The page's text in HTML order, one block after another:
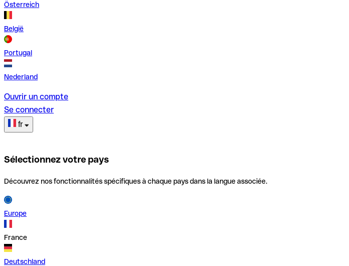
Österreich
België
Portugal
Nederland
Ouvrir un compte
Se connecter
fr
Sélectionnez votre pays
Découvrez nos fonctionnalités spécifiques à chaque pays dans la langue associée.
Europe
France
Deutschland